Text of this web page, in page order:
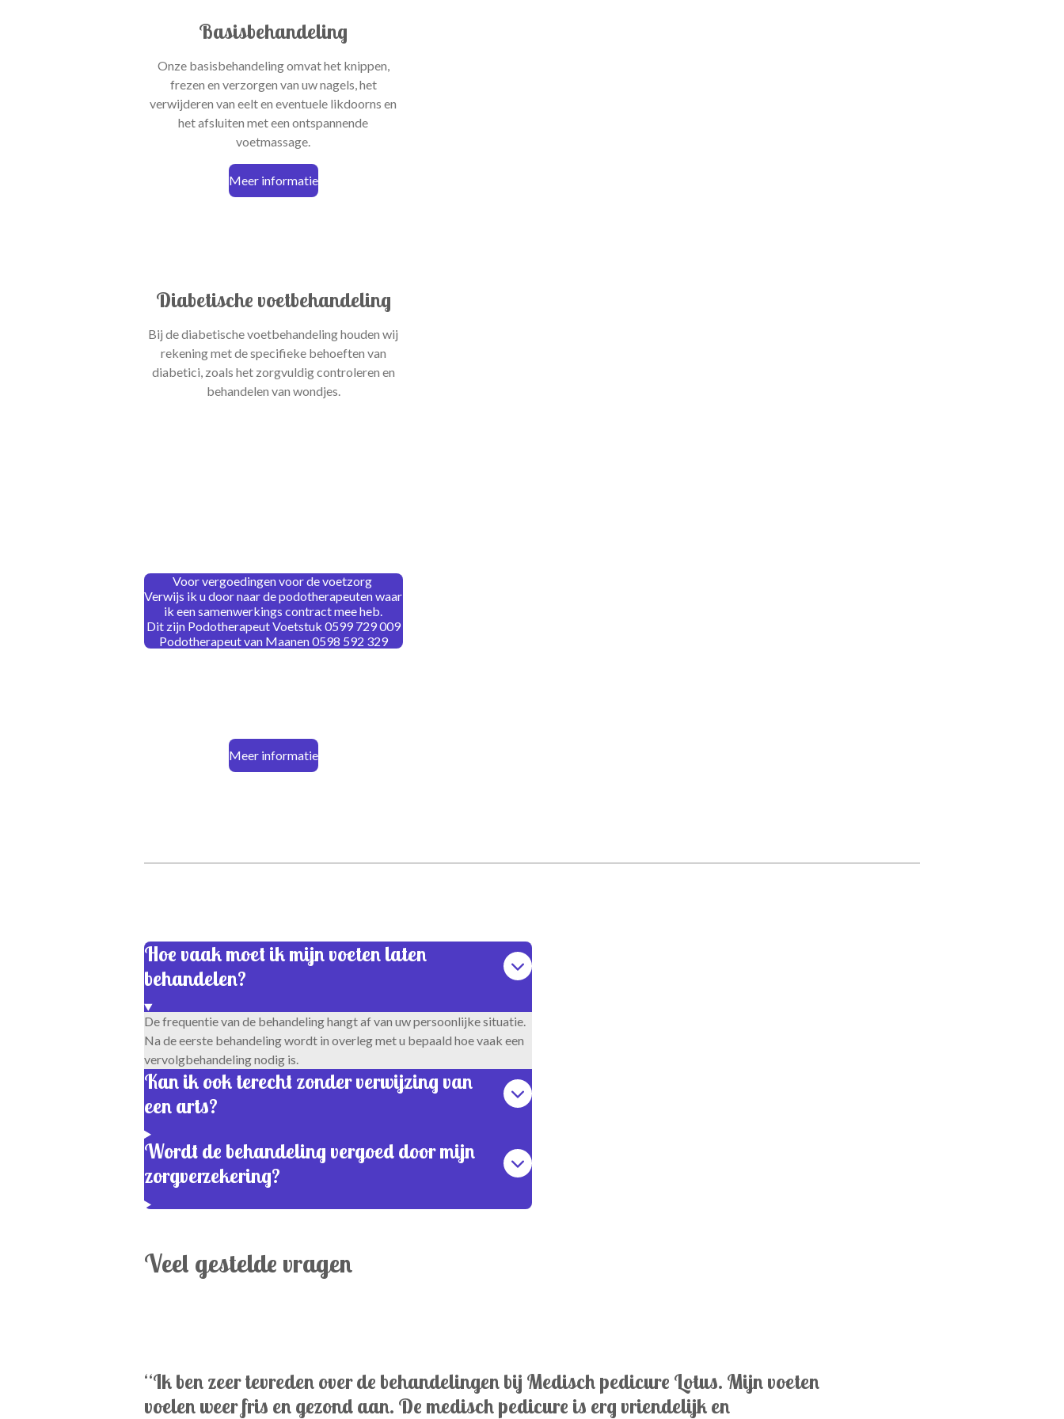
Basisbehandeling
Onze basisbehandeling omvat het knippen,
frezen en verzorgen van uw nagels, het
verwijderen van eelt en eventuele likdoorns en
het afsluiten met een ontspannende
voetmassage.
Meer informatie
Diabetische voetbehandeling
Bij de diabetische voetbehandeling houden wij
rekening met de specifieke behoeften van
diabetici, zoals het zorgvuldig controleren en
behandelen van wondjes.
Voor vergoedingen voor de voetzorg
Verwijs ik u door naar de podotherapeuten waar
ik een samenwerkings contract mee heb.
Dit zijn Podotherapeut Voetstuk 0599 729 009
Podotherapeut van Maanen 0598 592 329
Meer informatie
Hoe vaak moet ik mijn voeten laten
behandelen?
De frequentie van de behandeling hangt af van uw persoonlijke situatie.
Na de eerste behandeling wordt in overleg met u bepaald hoe vaak een
vervolgbehandeling nodig is.
Kan ik ook terecht zonder verwijzing van
een arts?
Wordt de behandeling vergoed door mijn
zorgverzekering?
Veel gestelde vragen
“Ik ben zeer tevreden over de behandelingen bij Medisch pedicure Lotus. Mijn voeten
voelen weer fris en gezond aan. De medisch pedicure is erg vriendelijk en